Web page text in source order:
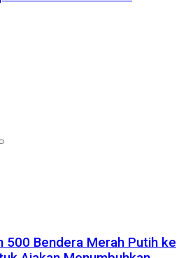
500 Bendera Merah Putih ke